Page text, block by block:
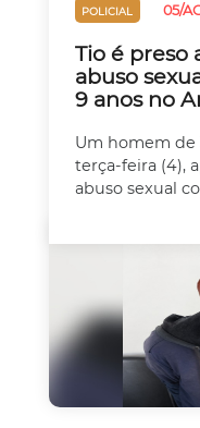
POLICIAL 05/
Tio é preso
abuso
9 anos no
Um homem de
terça-feira (4),
abuso sexual